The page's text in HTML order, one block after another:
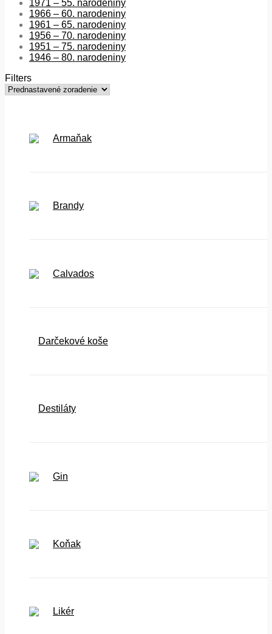
1971 – 55. narodeniny
1966 – 60. narodeniny
1961 – 65. narodeniny
1956 – 70. narodeniny
1951 – 75. narodeniny
1946 – 80. narodeniny
Filters
Armaňak
Brandy
Calvados
Darčekové koše
Destiláty
Gin
Koňak
Likér